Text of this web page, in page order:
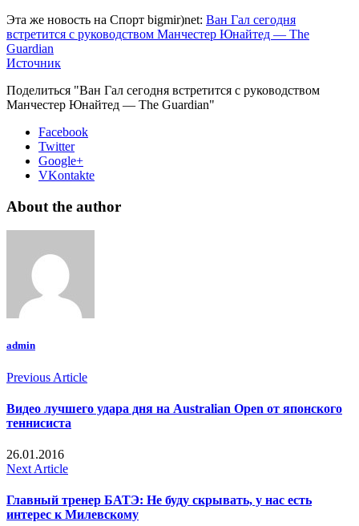
Эта же новость на Спорт bigmir)net: Ван Гал сегодня
встретится с руководством Манчестер Юнайтед — The
Guardian
Источник
Поделиться "Ван Гал сегодня встретится с руководством
Манчестер Юнайтед — The Guardian"
Facebook
Twitter
Google+
VKontakte
About the author
admin
Previous Article
Видео лучшего удара дня на Australian Open от японского
теннисиста
26.01.2016
Next Article
Главный тренер БАТЭ: Не буду скрывать, у нас есть
интерес к Милевскому